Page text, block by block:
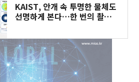
KAIST, 안개 속 투명한 물체도
선명하게 본다…한 번의 촬영